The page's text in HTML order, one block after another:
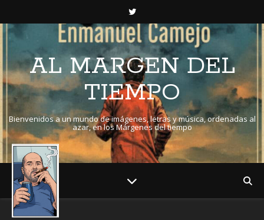
AL MARGEN DEL
TIEMPO
Bienvenidos a un mundo de imágenes, letras y música, ordenadas al
azar, en los Márgenes del tiempo